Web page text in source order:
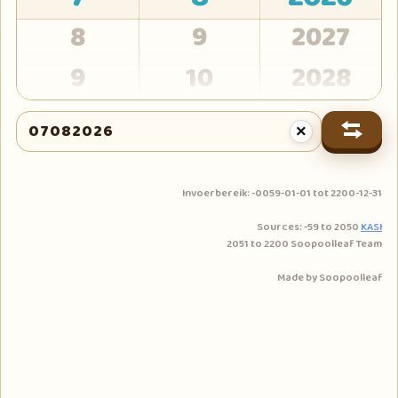
8
9
10
11
9
10
11
12
2027
2028
2029
2030
2031
2032
2033
×
Invoerbereik: -0059-01-01 tot 2200-12-31
Sources: -59 to 2050KASI
2051 to 2200 Soopoolleaf Team
Made by Soopoolleaf